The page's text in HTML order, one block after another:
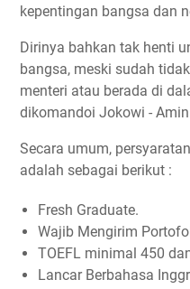
kepentingan bangsa dan
Dirinya bahkan tak henti
bangsa, meski sudah
menteri atau berada di
dikomandoi Jokowi -
Secara umum,
adalah sebagai berikut :
Fresh Graduate.
Wajib Mengirim
TOEFL minimal 450
Lancar Berbahasa